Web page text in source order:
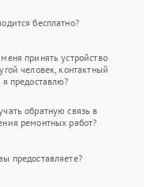
бесплатно?
принять устройство
человек, контактный
я предоставлю?
обратную связь в
ремонтных работ?
предоставляете?